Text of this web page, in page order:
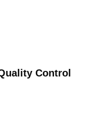
Control